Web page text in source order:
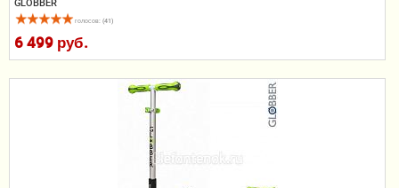
Ходунки и прыгунки
Игры и развитие
Сумки для мам и детей
голосов: (41)
6 499 руб.